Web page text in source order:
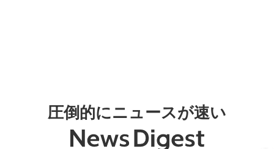
圧倒的にニュースが速い